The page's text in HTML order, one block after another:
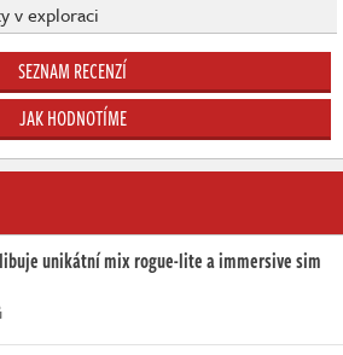
v exploraci
SEZNAM RECENZÍ
JAK HODNOTÍME
unikátní mix rogue-lite a immersive sim